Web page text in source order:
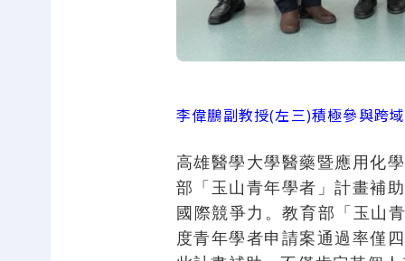
李偉鵬副教授(左三)積極參與跨
高雄醫學大學醫藥暨應用化
部「玉山青年學者」計畫補
國際競爭力。教育部「玉山
度青年學者申請案通過率僅